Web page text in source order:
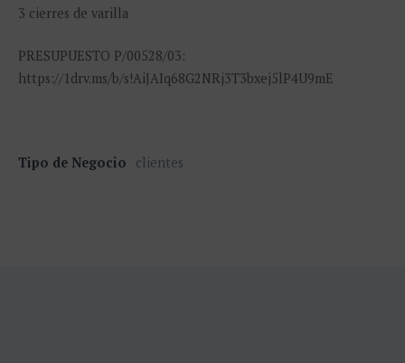
3 cierres de varilla
PRESUPUESTO P/00528/03:
https://1drv.ms/b/s!AiJAIq68G2NRj3T3bxej5lP4U9mE
Tipo de Negocio clientes